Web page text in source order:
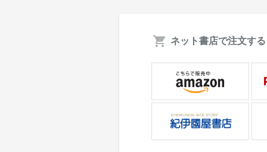
ネット書店で注文する